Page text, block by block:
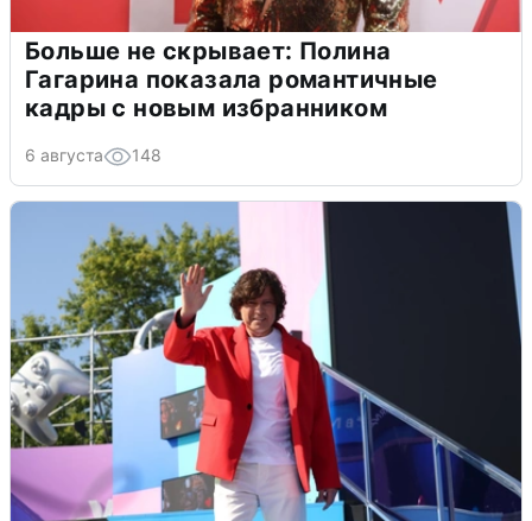
Больше не скрывает: Полина
Гагарина показала романтичные
кадры с новым избранником
6 августа 148